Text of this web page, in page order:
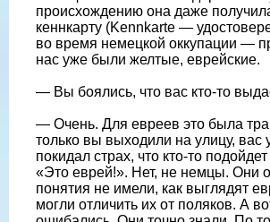
происхождению она даже
кеннкарту (Kennkarte —
во время немецкой оккупации —
нас уже были желтые, еврейские.
— Вы боялись, что вас кто-то
— Очень. Для евреев это была
только вы выходили на улицу, вас
покидал страх, что кто-то
«Это еврей!». Нет, не немцы. Они
понятия не имели, как выглядят
могли отличить их от поляков. А